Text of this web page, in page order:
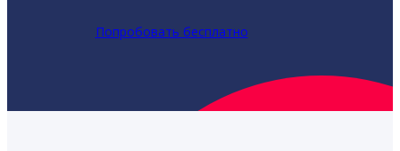
Попробовать бесплатно